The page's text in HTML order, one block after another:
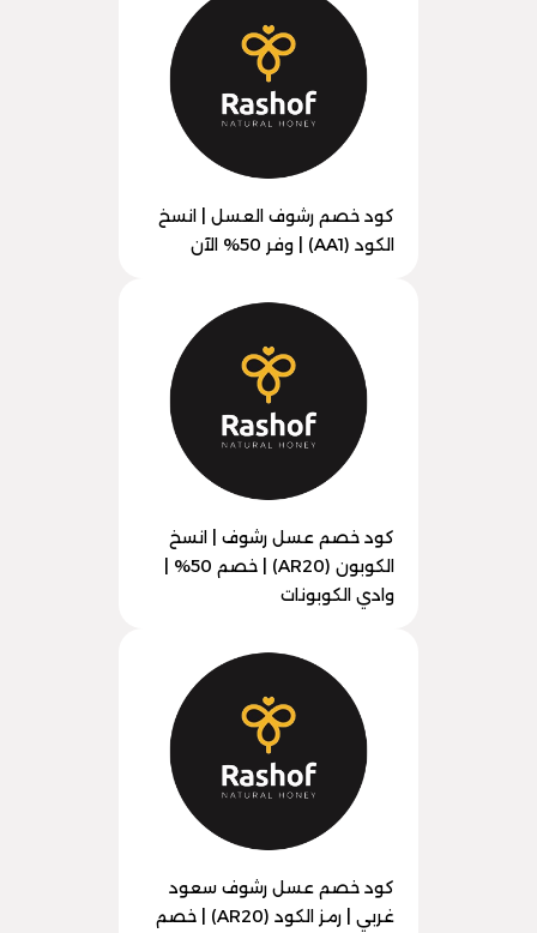
كود خصم رشوف العسل | انسخ
الكود (AA1) | وفر 50% الآن
كود خصم عسل رشوف | انسخ
الكوبون (AR20) | خصم 50% |
وادي الكوبونات
كود خصم عسل رشوف سعود
غربي | رمز الكود (AR20) | خصم